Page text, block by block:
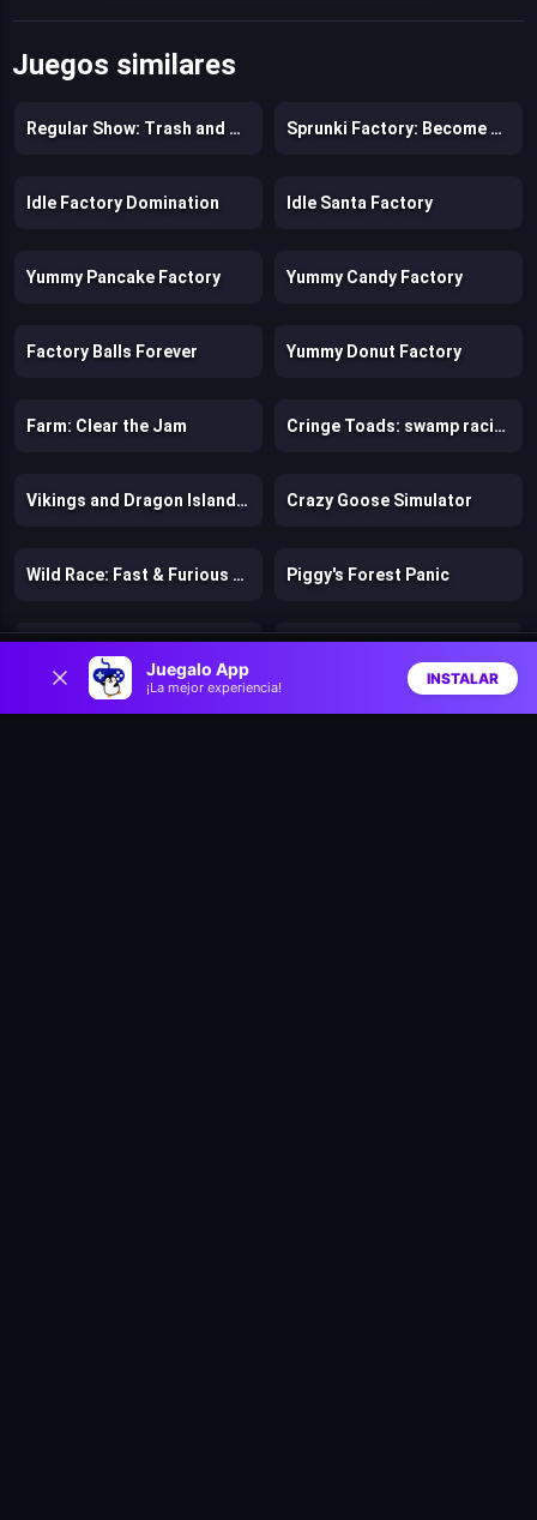
Juegalo App
¡La mejor experiencia!
INSTALAR
Juegos similares
Regular Show: Trash and Dash Sprunki Factory: Become a Money Tycoon!
Idle Factory Domination Idle Santa Factory
Yummy Pancake Factory Yummy Candy Factory
Factory Balls Forever Yummy Donut Factory
Farm: Clear the Jam Cringe Toads: swamp racing with auto-shooting
Vikings and Dragon Island Farm Crazy Goose Simulator
Wild Race: Fast & Furious Animals Simulator Piggy's Forest Panic